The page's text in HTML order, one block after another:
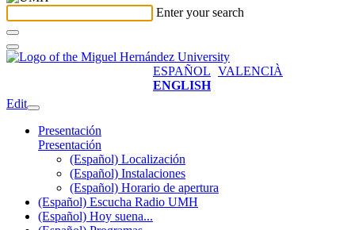
Enter your search
ESPAÑOL VALENCIÀ
ENGLISH
Edit
Presentación
Presentación
(Español) Localización
(Español) Instalaciones
(Español) Horario de apertura
(Español) Escucha Radio UMH
(Español) Hoy suena...